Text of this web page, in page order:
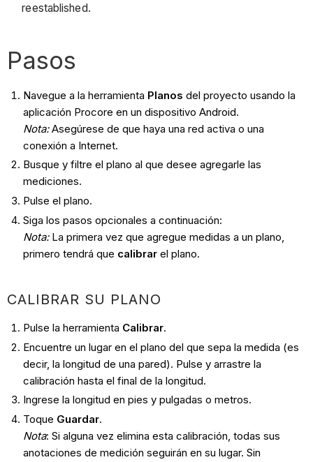
reestablished.
Pasos
Navegue a la herramienta Planos del proyecto usando la
aplicación Procore en un dispositivo Android.
Nota:Asegúrese de que haya una red activa o una
conexión a Internet.
Busque y filtre el plano al que desee agregarle las
mediciones.
Pulse el plano.
Siga los pasos opcionales a continuación:
Nota:La primera vez que agregue medidas a un plano,
primero tendrá que calibrarel plano.
CALIBRAR SU PLANO
Pulse la herramienta Calibrar.
Encuentre un lugar en el plano del que sepa la medida (es
decir, la longitud de una pared). Pulse y arrastre la
calibración hasta el final de la longitud.
Ingrese la longitud en pies y pulgadas o metros.
Toque Guardar.
Nota: Si alguna vez elimina esta calibración, todas sus
anotaciones de medición seguirán en su lugar. Sin